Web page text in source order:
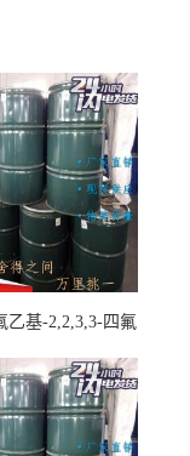
乙基-2,2,3,3-四氟